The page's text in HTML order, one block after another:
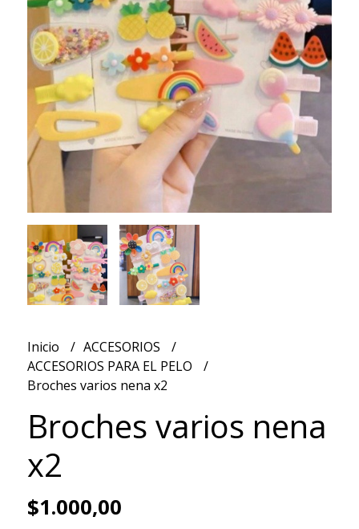
Inicio
ACCESORIOS
ACCESORIOS PARA EL PELO
Broches varios nena x2
Broches varios nena
x2
$1.000,00